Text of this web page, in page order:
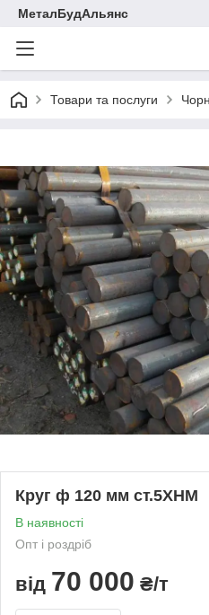
МеталБудАльянс
Товари та послуги
Круг ф 120 мм ст.5ХНМ
В наявності
Опт і роздріб
від 70 000 ₴/т